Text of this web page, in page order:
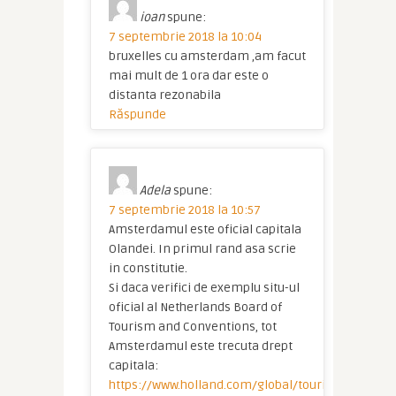
ioan spune:
7 septembrie 2018 la 10:04
bruxelles cu amsterdam ,am facut
mai mult de 1 ora dar este o
distanta rezonabila
Răspunde
Adela spune:
7 septembrie 2018 la 10:57
Amsterdamul este oficial capitala
Olandei. In primul rand asa scrie
in constitutie.
Si daca verifici de exemplu situ-ul
oficial al Netherlands Board of
Tourism and Conventions, tot
Amsterdamul este trecuta drept
capitala:
https://www.holland.com/global/tourism/